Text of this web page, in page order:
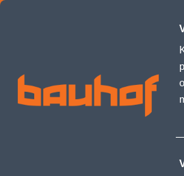
VENTILAATOR DECOR SILENT D120